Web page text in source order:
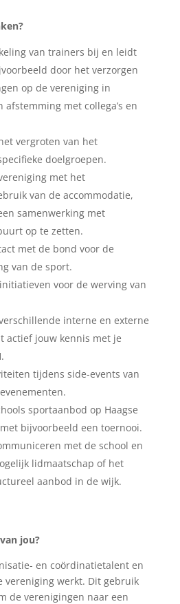
van trainers bij en leidt
door het verzorgen
op de vereniging in
met collega’s en
vergroten van het
doelgroepen.
met het
van de accommodatie,
samenwerking met
op te zetten.
met de bond voor de
van de sport.
voor de werving van
interne en externe
actief jouw kennis met je
tijdens side-events van
sportaanbod op Haagse
bijvoorbeeld een toernooi.
met de school en
lidmaatschap of het
aanbod in de wijk.
jou?
en coördinatietalent en
vereniging werkt. Dit gebruik
de verenigingen naar een